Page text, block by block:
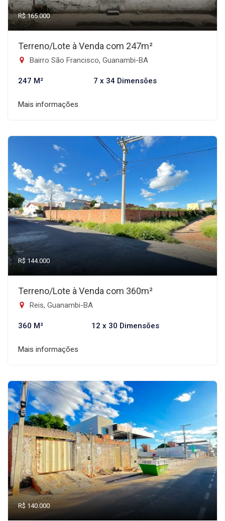
R$ 165.000
Terreno/Lote à Venda com 247m²
Bairro São Francisco, Guanambi-BA
247 M² 7 x 34 Dimensões
Mais informações
R$ 144.000
Terreno/Lote à Venda com 360m²
Reis, Guanambi-BA
360 M² 12 x 30 Dimensões
Mais informações
R$ 140.000